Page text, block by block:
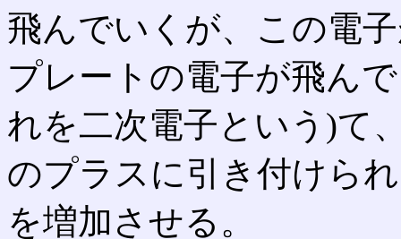
飛んでいくが、この電
プレートの電子が飛ん
れを二次電子という)て
のプラスに引き付けら
を増加させる。